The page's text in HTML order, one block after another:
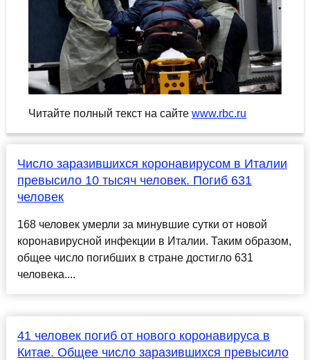
Читайте полный текст на сайте www.rbc.ru
Число заразившихся коронавирусом в Италии
превысило 10 тысяч человек. Погиб 631
человек
168 человек умерли за минувшие сутки от новой
коронавирусной инфекции в Италии. Таким образом,
общее число погибших в стране достигло 631
человека....
41 человек погиб от нового коронавируса в
Китае. Общее число заразившихся превысило